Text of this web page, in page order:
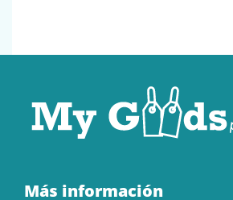
Más información